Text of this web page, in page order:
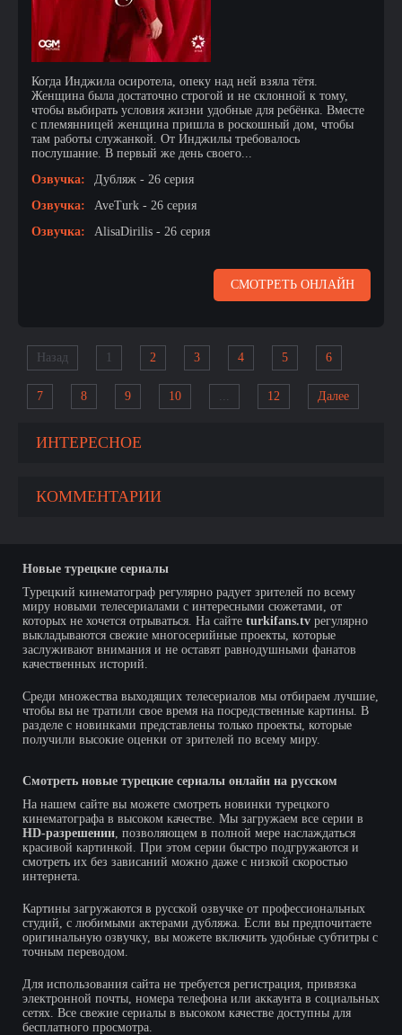
Когда Инджила осиротела, опеку над ней взяла тётя.
Женщина была достаточно строгой и не склонной к тому,
чтобы выбирать условия жизни удобные для ребёнка. Вместе
с племянницей женщина пришла в роскошный дом, чтобы
там работы служанкой. От Инджилы требовалось
послушание. В первый же день своего...
Озвучка:
Дубляж - 26 серия
Озвучка:
AveTurk - 26 серия
Озвучка:
AlisaDirilis - 26 серия
СМОТРЕТЬ ОНЛАЙН
Назад 2 3 4 5 6
7 8 9 10 ... 12 Далее
ИНТЕРЕСНОЕ
КОММЕНТАРИИ
Новые турецкие сериалы
Турецкий кинематограф регулярно радует зрителей по всему
миру новыми телесериалами с интересными сюжетами, от
которых не хочется отрываться. На сайте turkifans.tv регулярно
выкладываются свежие многосерийные проекты, которые
заслуживают внимания и не оставят равнодушными фанатов
качественных историй.
Среди множества выходящих телесериалов мы отбираем лучшие,
чтобы вы не тратили свое время на посредственные картины. В
разделе с новинками представлены только проекты, которые
получили высокие оценки от зрителей по всему миру.
Смотреть новые турецкие сериалы онлайн на русском
На нашем сайте вы можете смотреть новинки турецкого
кинематографа в высоком качестве. Мы загружаем все серии в
HD-разрешении, позволяющем в полной мере наслаждаться
красивой картинкой. При этом серии быстро подгружаются и
смотреть их без зависаний можно даже с низкой скоростью
интернета.
Картины загружаются в русской озвучке от профессиональных
студий, с любимыми актерами дубляжа. Если вы предпочитаете
оригинальную озвучку, вы можете включить удобные субтитры с
точным переводом.
Для использования сайта не требуется регистрация, привязка
электронной почты, номера телефона или аккаунта в социальных
сетях. Все свежие сериалы в высоком качестве доступны для
бесплатного просмотра.